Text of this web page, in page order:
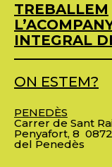
TREBALLEM
INTEGRAL
ON ESTEM?
PENEDÈS
Carrer de Sant
Penyafort, 8
del Penedès